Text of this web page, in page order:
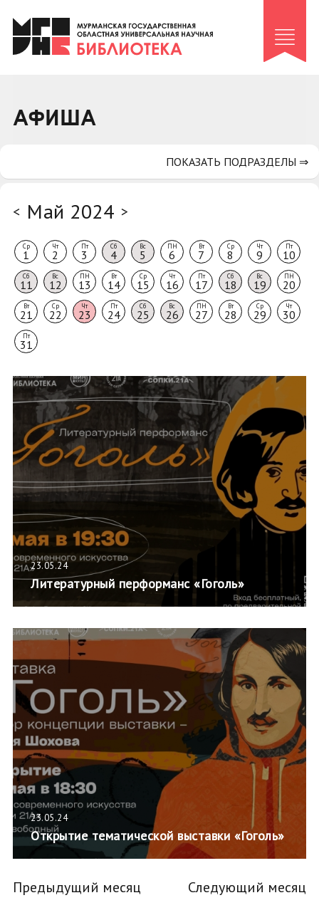
Клуб «Гиря и сельдерей»
Клуб «Семейный архив»
Коллегам
АФИША
< Май 2024 >
Ср
1
Чт
2
Пт
3
Сб
4
Вс
5
ПН
6
Вт
7
Ср
8
Чт
9
Пт
10
Сб
11
Вс
12
ПН
13
Вт
14
Ср
15
Чт
16
Пт
17
Сб
18
Вс
19
ПН
20
Вт
21
Ср
22
Чт
23
Пт
24
Сб
25
Вс
26
ПН
27
Вт
28
Ср
29
Чт
30
Пт
31
23.05.24
Литературный перформанс «Гоголь»
23.05.24
Открытие тематической выставки «Гоголь»
Предыдущий месяц Следующий месяц
ПОКАЗАТЬ ПОДРАЗДЕЛЫ ⇒